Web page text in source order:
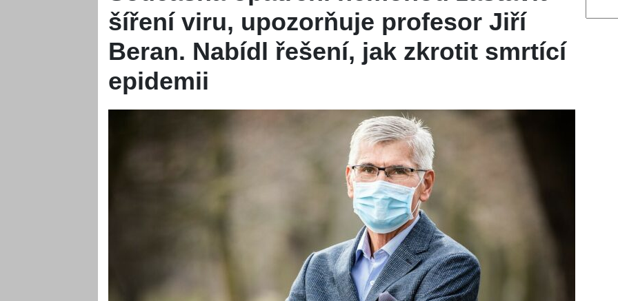
šíření viru, upozorňuje profesor Jiří
Beran. Nabídl řešení, jak zkrotit smrtící
epidemii